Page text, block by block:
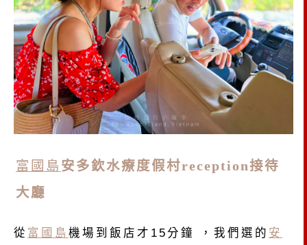
富國島安多欽水療度假村reception接待
大廳
從 富國島 機場到飯店才15分鐘 ，我們選的 安